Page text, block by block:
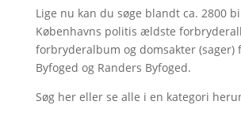
Lige nu kan du søge blandt ca. 2800
Københavns politis ældste
forbryderalbum og domsakter (sager)
Byfoged og Randers Byfoged.
Søg hereller se alle i en kategori